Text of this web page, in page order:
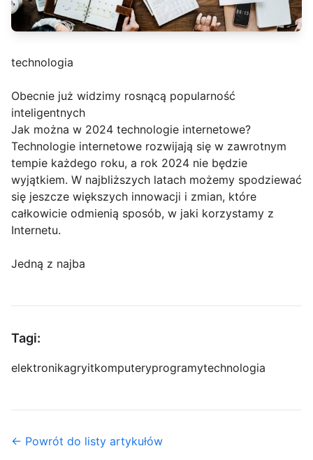
technologia
Obecnie już widzimy rosnącą popularność
inteligentnych
Jak można w 2024 technologie internetowe?
Technologie internetowe rozwijają się w zawrotnym
tempie każdego roku, a rok 2024 nie będzie
wyjątkiem. W najbliższych latach możemy spodziewać
się jeszcze większych innowacji i zmian, które
całkowicie odmienią sposób, w jaki korzystamy z
Internetu.
Jedną z najba
Tagi:
elektronikagryitkomputeryprogramytechnologia
← Powrót do listy artykułów